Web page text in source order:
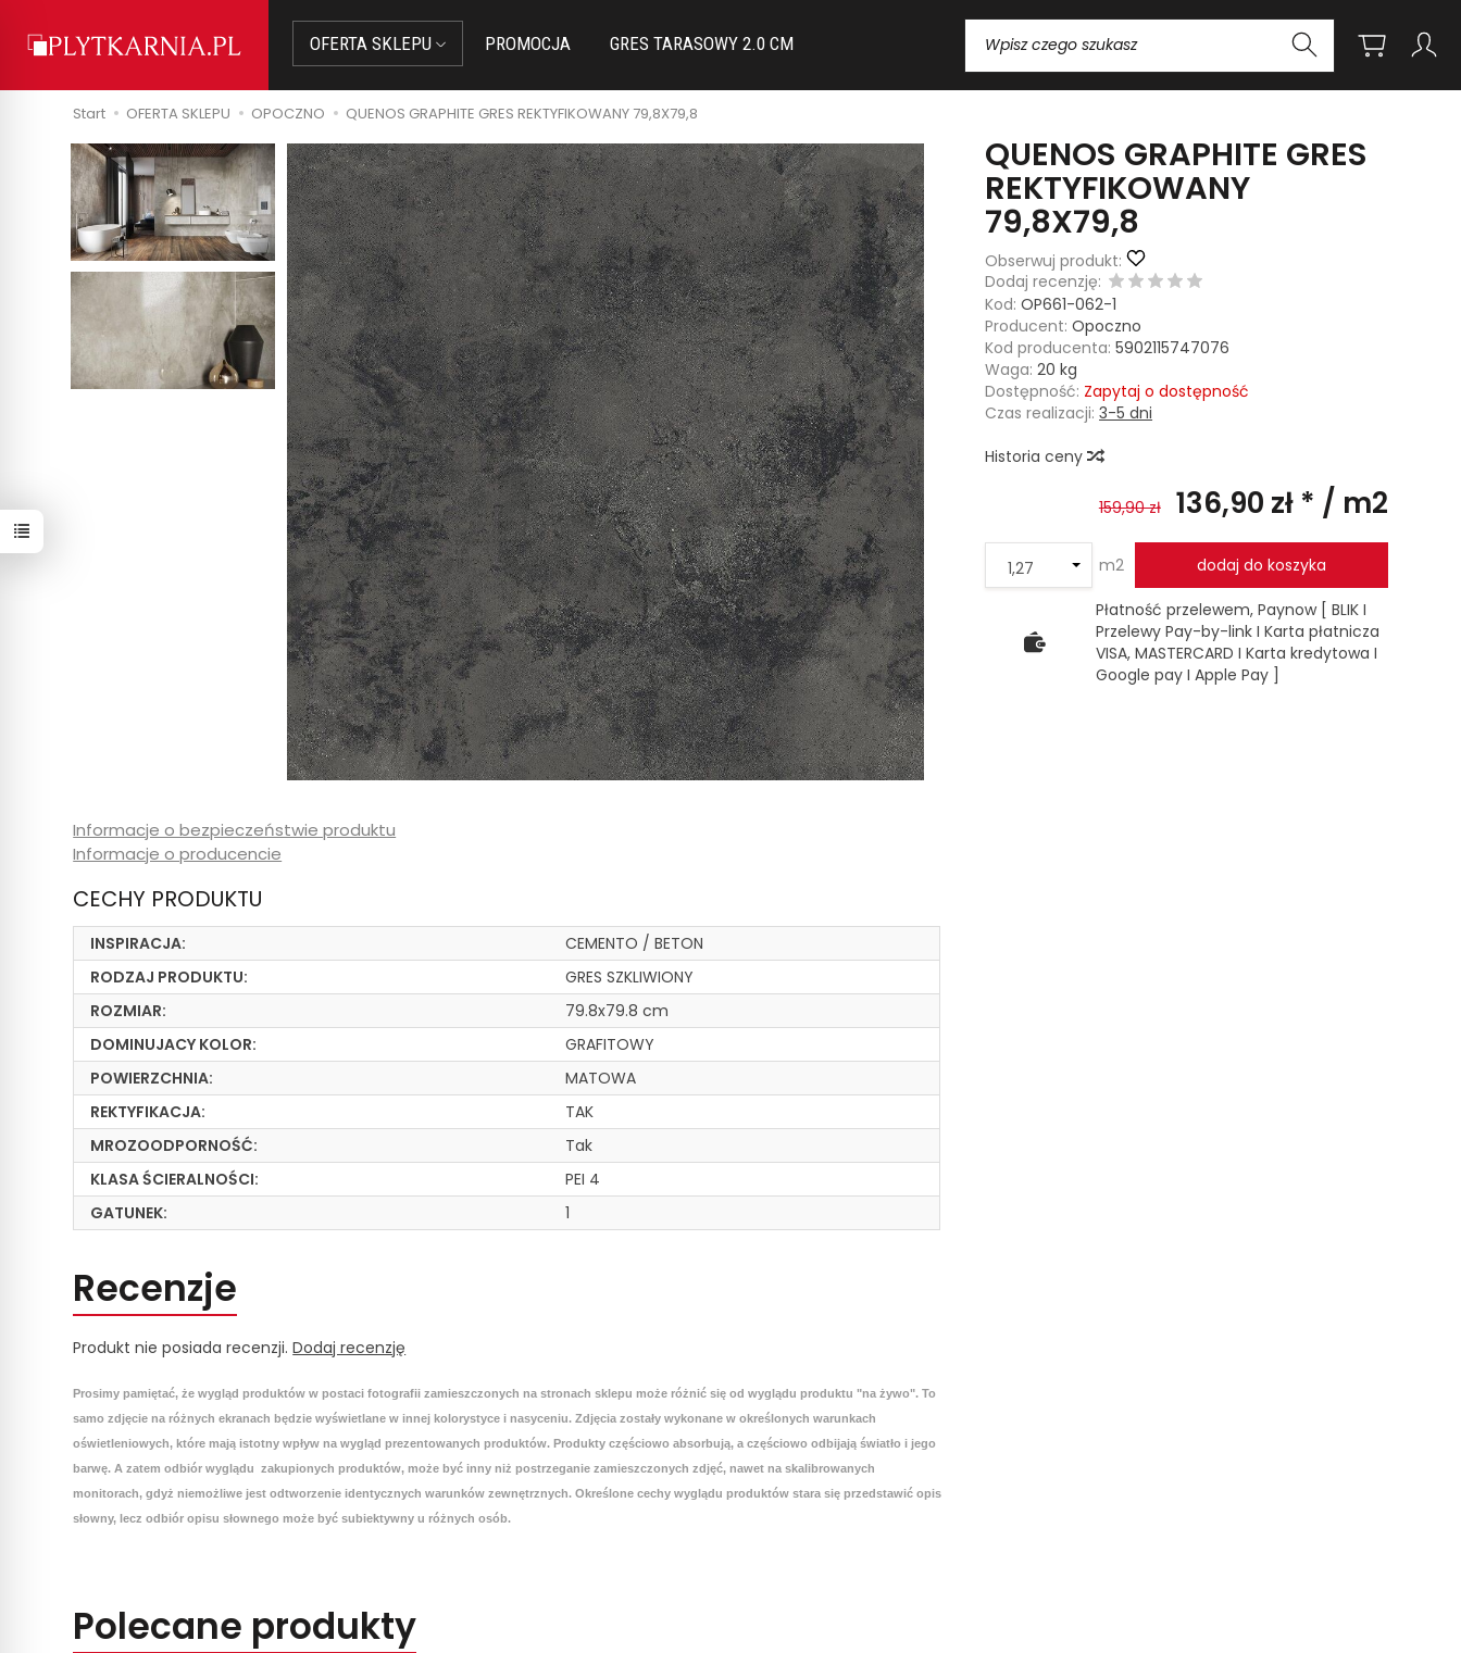
OFERTA SKLEPU PROMOCJA GRES TARASOWY 2.0 CM
Start OFERTA SKLEPU OPOCZNO QUENOS GRAPHITE GRES REKTYFIKOWANY 79,8X79,8
QUENOS GRAPHITE GRES
REKTYFIKOWANY
79,8X79,8
Obserwuj produkt:
Dodaj recenzję:
Kod: OP661-062-1
Producent: Opoczno
Kod producenta: 5902115747076
Waga: 20 kg
Dostępność: Zapytaj o dostępność
Czas realizacji: 3-5 dni
Historia ceny
159,90 zł 136,90 zł * / m2
m2 dodaj do koszyka
Płatność przelewem, Paynow [ BLIK I
Przelewy Pay-by-link I Karta płatnicza
VISA, MASTERCARD I Karta kredytowa I
Google pay I Apple Pay ]
Informacje o bezpieczeństwie produktu
Informacje o producencie
CECHY PRODUKTU
INSPIRACJA:
CEMENTO / BETON
RODZAJ PRODUKTU:
GRES SZKLIWIONY
ROZMIAR:
79.8x79.8 cm
DOMINUJACY KOLOR:
GRAFITOWY
POWIERZCHNIA:
MATOWA
REKTYFIKACJA:
TAK
MROZOODPORNOŚĆ:
Tak
KLASA ŚCIERALNOŚCI:
PEI 4
GATUNEK:
1
Recenzje
Produkt nie posiada recenzji.Dodaj recenzję
Prosimy pamiętać, że wygląd produktów w postaci fotografii zamieszczonych na stronach sklepu może różnić się od wyglądu produktu "na żywo". To
samo zdjęcie na różnych ekranach będzie wyświetlane w innej kolorystyce i nasyceniu. Zdjęcia zostały wykonane w określonych warunkach
oświetleniowych, które mają istotny wpływ na wygląd prezentowanych produktów. Produkty częściowo absorbują, a częściowo odbijają światło i jego
barwę. A zatem odbiór wyglądu zakupionych produktów, może być inny niż postrzeganie zamieszczonych zdjęć, nawet na skalibrowanych
monitorach, gdyż niemożliwe jest odtworzenie identycznych warunków zewnętrznych. Określone cechy wyglądu produktów stara się przedstawić opis
słowny, lecz odbiór opisu słownego może być subiektywny u różnych osób.
Polecane produkty